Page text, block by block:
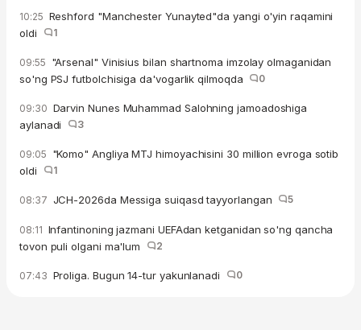
10:25 Reshford "Manchester Yunayted"da yangi o'yin raqamini
oldi
1
09:55 "Arsenal" Vinisius bilan shartnoma imzolay olmaganidan
so'ng PSJ futbolchisiga da'vogarlik qilmoqda
0
09:30 Darvin Nunes Muhammad Salohning jamoadoshiga
aylanadi
3
09:05 "Komo" Angliya MTJ himoyachisini 30 million evroga sotib
oldi
1
08:37 JCH-2026da Messiga suiqasd tayyorlangan 5
08:11 Infantinoning jazmani UEFAdan ketganidan so'ng qancha
tovon puli olgani ma'lum
2
07:43 Proliga. Bugun 14-tur yakunlanadi 0